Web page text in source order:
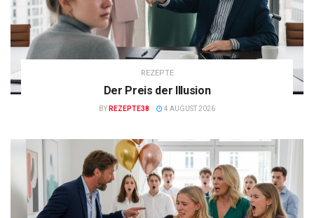
REZEPTE
Der Preis der Illusion
BY REZEPTE38 4 AUGUST 2026